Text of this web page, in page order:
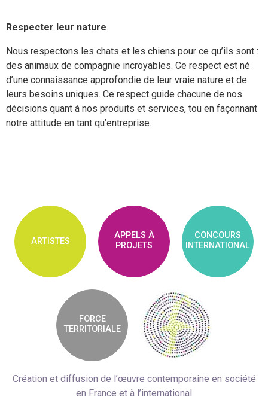
Respecter leur nature
Nous respectons les chats et les chiens pour ce qu’ils sont :
des animaux de compagnie incroyables. Ce respect est né
d’une connaissance approfondie de leur vraie nature et de
leurs besoins uniques. Ce respect guide chacune de nos
décisions quant à nos produits et services, tou en façonnant
notre attitude en tant qu’entreprise.
ARTISTES
APPELS À
PROJETS
CONCOURS
INTERNATIONAL
FORCE
TERRITORIALE
Création et diffusion de l’œuvre contemporaine en société
en France et à l’international